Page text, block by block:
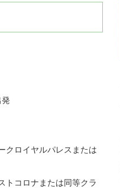
クロイヤルパレスまたは
トコロナまたは同等クラ